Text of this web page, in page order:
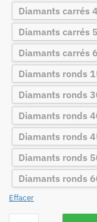
Diamants carrés
Diamants carrés
Diamants carrés
Diamants ronds
Diamants ronds
Diamants ronds
Diamants ronds
Diamants ronds
Diamants ronds
Effacer